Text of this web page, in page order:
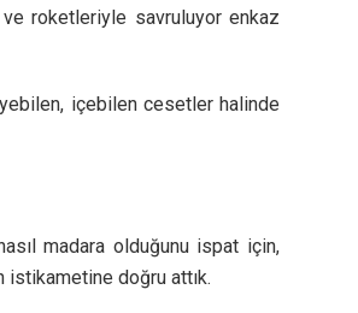
roketleriyle savruluyor enkaz
içebilen cesetler halinde
madara olduğunu ispat için,
istikametine doğru attık.